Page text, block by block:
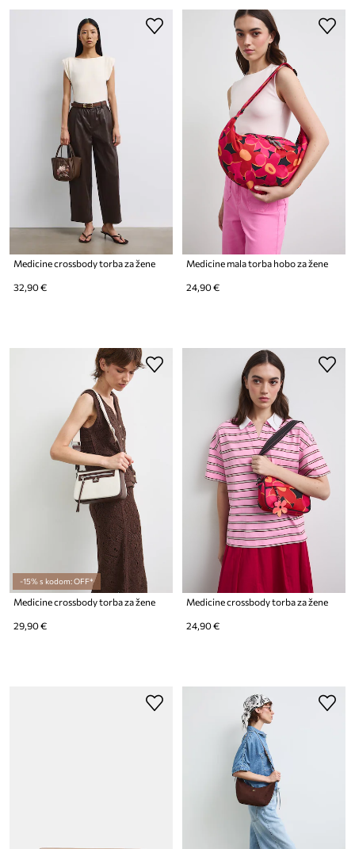
Medicine crossbody torba za žene
32,90 €
Medicine mala torba hobo za žene
24,90 €
-15% s kodom: OFF*
Medicine crossbody torba za žene
29,90 €
Medicine crossbody torba za žene
24,90 €